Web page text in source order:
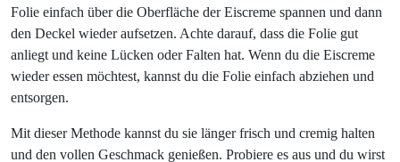
Folie einfach über die Oberfläche der Eiscreme spannen und dann
den Deckel wieder aufsetzen. Achte darauf, dass die Folie gut
anliegt und keine Lücken oder Falten hat. Wenn du die Eiscreme
wieder essen möchtest, kannst du die Folie einfach abziehen und
entsorgen.
Mit dieser Methode kannst du sie länger frisch und cremig halten
und den vollen Geschmack genießen. Probiere es aus und du wirst